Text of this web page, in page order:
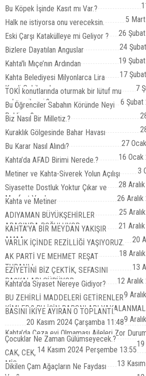
Bu Köpek İşinde Kasıt mı Var.?
5
Halk ne istiyorsa onu vereceksin.
26
Eski Çarşı Katakülleye mi Geliyor ?
24
Bizlere Dayatılan Anguslar
19
Kahta'lı Mıçe’nın Ardından
17
Kahta Belediyesi Milyonlarca Lira
Kredi Çekilecek
7
TOKİ konutlarında oturmak bir lütuf mu
yoksa çile mi.?
6
Bu Öğrenciler Sabahın Köründe Neyi
Bekliyor.?
Biz Nasıl Bir Milletiz.?
Kuraklık Gölgesinde Bahar Havası
27
Bu Karar Nasıl Alındı?
16
Kahta’da AFAD Birimi Nerede.?
3
Metiner ve Kahta-Siverek Yolun Açılışı
28
Siyasette Dostluk Yoktur Çıkar ve
Menfaat Vardır
26
Kahta ve Metiner
25
ADIYAMAN BÜYÜKŞEHİRLER
ARASINDA BOĞULUYOR
21
KAHTA’YA BİR MEYDAN YAKIŞIR
AMAA...
20
VARLIK İÇİNDE REZİLLİĞİ YAŞIYORUZ.
18
AK PARTİ VE MEHMET REŞAT
TURANLI
13
EZİYETİNİ BİZ ÇEKTİK, SEFASINI
BAŞKALARI SÜRÜYOR
12
Kahta'da Siyaset Nereye Gidiyor?
9
BU ZEHİRLİ MADDELERİ GETİRENLER
KİMLER.? BU İŞİN BARONLARI
9
BASINI İKİYE AYIRAN O TOPLANTI.
20 Kasım 2024 Çarşamba 11:48
Kahta’da Ceza evi Olmaması Aileleri Zor
19
Çocuklar Ne Zaman Gülümseyecek.?
14 Kasım 2024 Perşembe 13:55
CAK, CEK,
MİŞ.
13
Dikilen Çam Ağaçların Ne Faydası